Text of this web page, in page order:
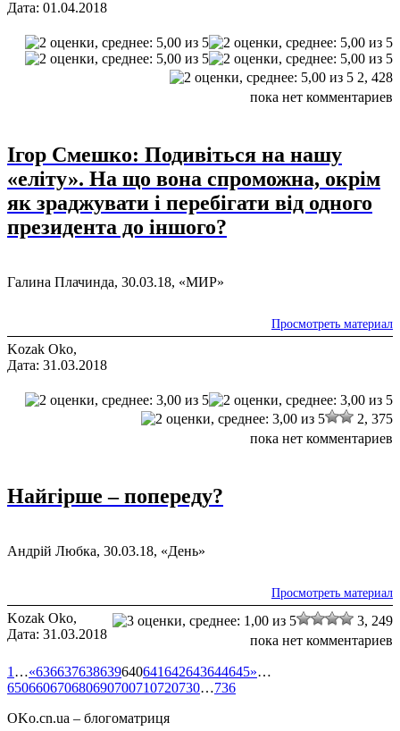
Дата: 01.04.2018
2, 428
пока нет комментариев
Ігор Смешко: Подивіться на нашу
«еліту». На що вона спроможна, окрім
як зраджувати і перебігати від одного
президента до іншого?
Галина Плачинда, 30.03.18, «МИР»
Просмотреть материал
Kozak Oko,
Дата: 31.03.2018
2, 375
пока нет комментариев
Найгірше – попереду?
Андрій Любка, 30.03.18, «День»
Просмотреть материал
Kozak Oko,
Дата: 31.03.2018
3, 249
пока нет комментариев
1 …«636637638639640641642643644645»…
650660670680690700710720730…736
OKo.cn.ua – блогоматриця